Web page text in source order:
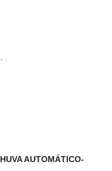
AUTOMÁTICO-